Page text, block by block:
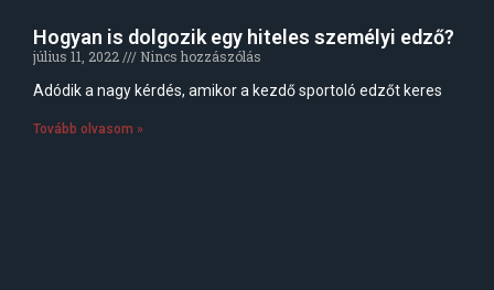
Hogyan is dolgozik egy hiteles személyi edző?
július 11, 2022
Nincs hozzászólás
Adódik a nagy kérdés, amikor a kezdő sportoló edzőt keres
Tovább olvasom »